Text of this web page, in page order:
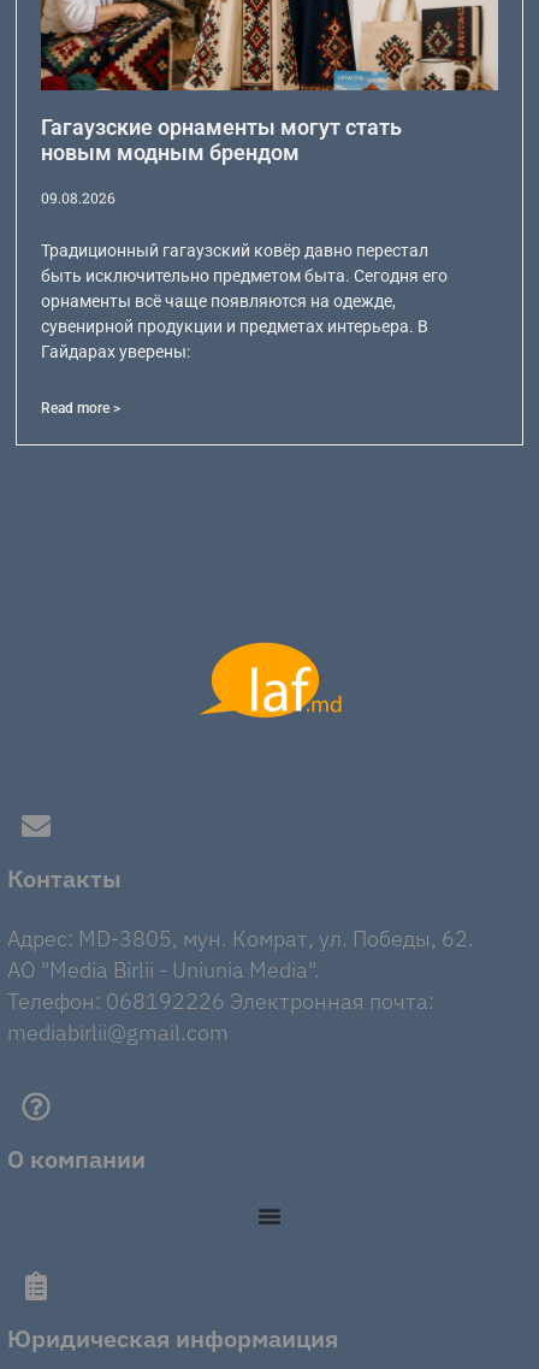
Гагаузские орнаменты могут стать
новым модным брендом
09.08.2026
Традиционный гагаузский ковёр давно перестал
быть исключительно предметом быта. Сегодня его
орнаменты всё чаще появляются на одежде,
сувенирной продукции и предметах интерьера. В
Гайдарах уверены:
Read more >
Контакты
Адрес: MD-3805, мун. Комрат, ул. Победы, 62.
AO "Media Birlii - Uniunia Media".
Телефон: 068192226 Электронная почта:
mediabirlii@gmail.com
О компании
Юридическая информаиция